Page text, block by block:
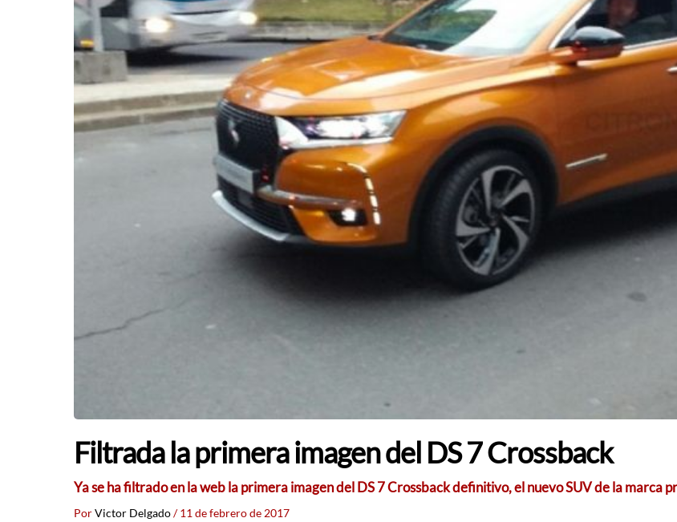
Filtrada la primera imagen del DS 7 Crossback
Ya se ha filtrado en la web la primera imagen del DS 7 Crossback definitivo, el nuevo SUV de la marca
PorVictor Delgado/11 de febrero de 2017